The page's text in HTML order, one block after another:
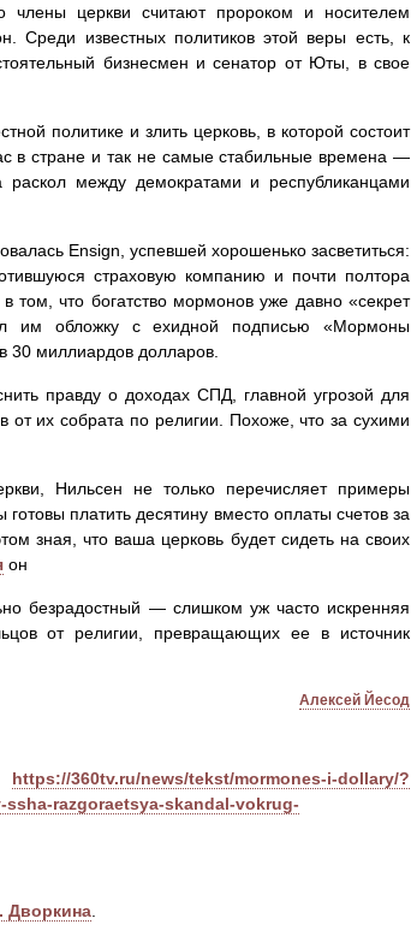
члены церкви считают пророком и носителем
Среди известных политиков этой веры есть, к
бизнесмен и сенатор от Юты, в свое
политике и злить церковь, в которой состоит
в стране и так не самые стабильные времена —
между демократами и республиканцами
Ensign, успевшей хорошенько засветиться:
страховую компанию и почти полтора
что богатство мормонов уже давно «секрет
им обложку с ехидной подписью «Мормоны
30 миллиардов долларов.
правду о доходах СПД, главной угрозой для
их собрата по религии. Похоже, что за сухими
Нильсен не только перечисляет примеры
платить десятину вместо оплаты счетов за
зная, что ваша церковь будет сидеть на своих
он
безрадостный — слишком уж часто искренняя
от религии, превращающих ее в источник
Алексей Йесод
https://360tv.ru/news/tekst/mormones-i-dollary/?
razgoraetsya-skandal-vokrug-
Дворкина